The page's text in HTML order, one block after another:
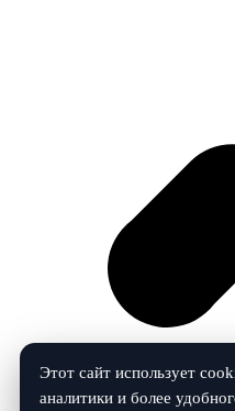
Этот сайт использует
аналитики и более